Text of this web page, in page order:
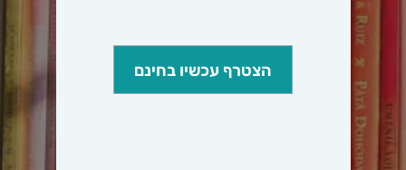
הצטרף עכשיו בחינם